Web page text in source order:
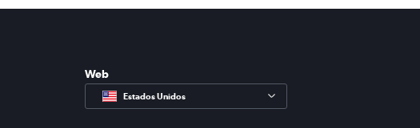
Web
Estados Unidos